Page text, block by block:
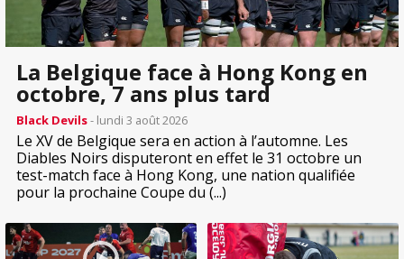
La Belgique face à Hong Kong en
octobre, 7 ans plus tard
Black Devils- lundi 3 août 2026
Le XV de Belgique sera en action à l’automne. Les
Diables Noirs disputeront en effet le 31 octobre un
test-match face à Hong Kong, une nation qualifiée
pour la prochaine Coupe du (...)